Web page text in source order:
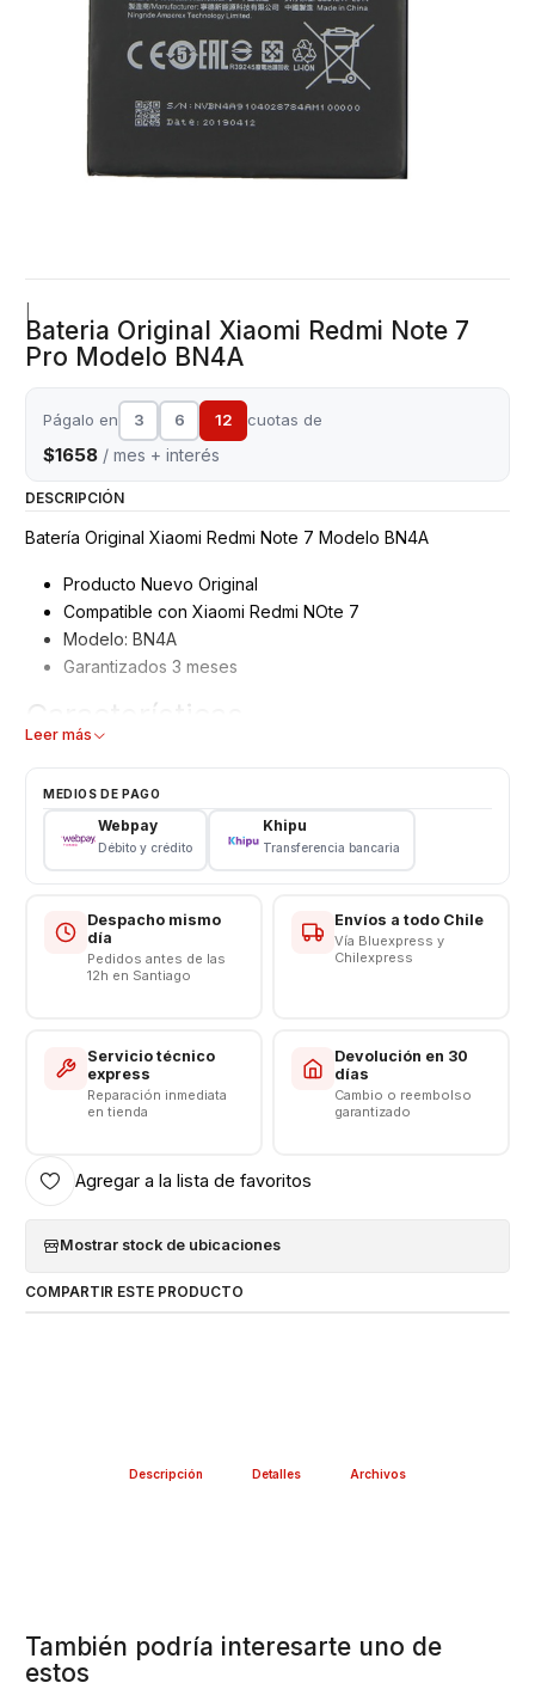
Bateria Original Xiaomi Redmi Note 7
Pro Modelo BN4A
Págalo en 3 6 12 cuotas de
$1658 / mes + interés
DESCRIPCIÓN
Batería Original Xiaomi Redmi Note 7 Modelo BN4A
Producto Nuevo Original
Compatible con Xiaomi Redmi NOte 7
Modelo: BN4A
Garantizados 3 meses
Características
Voltaje: 3.8 v - 19.2Wh
CONSULTE POR INSTALACIÓN EN TIENDA
Respaldo VENTAS ELECTRONICAS
Leer más
MEDIOS DE PAGO
Webpay
Débito y crédito
Khipu
Transferencia bancaria
Despacho mismo
día
Pedidos antes de las
12h en Santiago
Envíos a todo Chile
Vía Bluexpress y
Chilexpress
Servicio técnico
express
Reparación inmediata
en tienda
Devolución en 30
días
Cambio o reembolso
garantizado
Agregar a la lista de favoritos
Mostrar stock de ubicaciones
COMPARTIR ESTE PRODUCTO
Descripción Detalles Archivos
También podría interesarte uno de
estos